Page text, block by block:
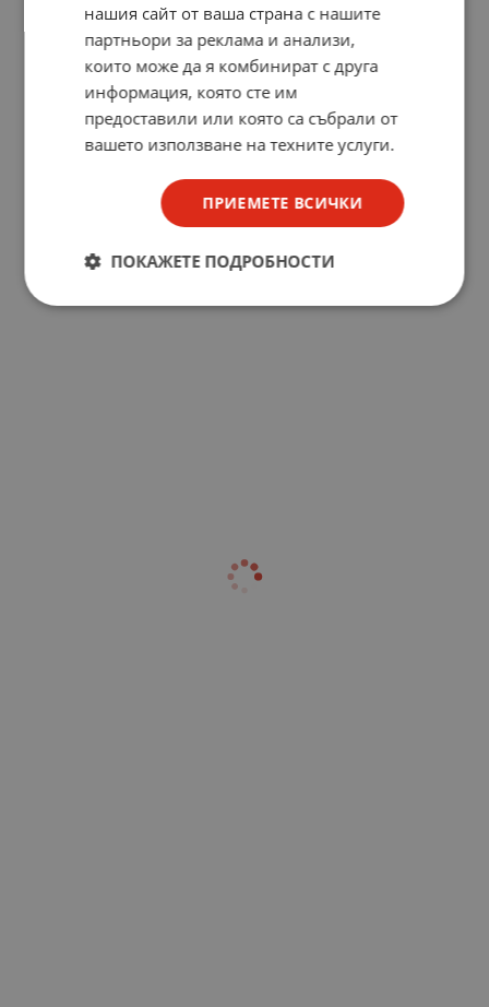
нашия сайт от ваша страна с нашите
партньори за реклама и анализи,
които може да я комбинират с друга
информация, която сте им
предоставили или която са събрали от
вашето използване на техните услуги.
ПРИЕМЕТЕ ВСИЧКИ
ПОКАЖЕТЕ ПОДРОБНОСТИ